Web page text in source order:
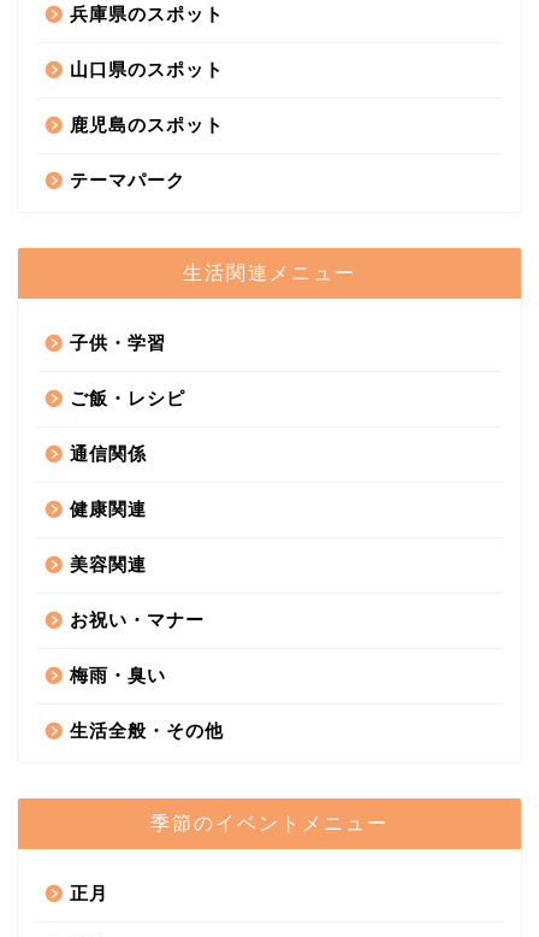
兵庫県のスポット
山口県のスポット
鹿児島のスポット
テーマパーク
生活関連メニュー
子供・学習
ご飯・レシピ
通信関係
健康関連
美容関連
お祝い・マナー
梅雨・臭い
生活全般・その他
季節のイベントメニュー
正月